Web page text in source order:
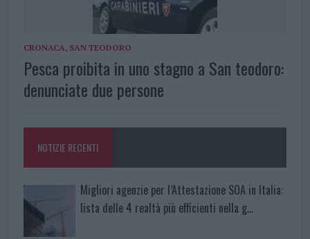
CRONACA SAN TEODORO
Pesca proibita in uno stagno a San teodoro:
denunciate due persone
NOTIZIE RECENTI
Migliori agenzie per l’Attestazione SOA in Italia:
lista delle 4 realtà più efficienti nella g…